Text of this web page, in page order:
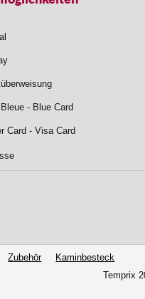
- Blue Card
Card - Visa Card
Zubehör
Kaminbesteck
Temprix